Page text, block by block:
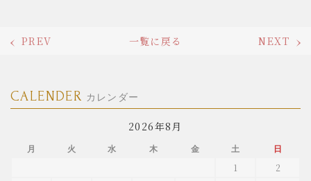
PREV 一覧に戻る NEXT
CALENDER カレンダー
2026年8月
月 火 水 木 金 土 日
1
2